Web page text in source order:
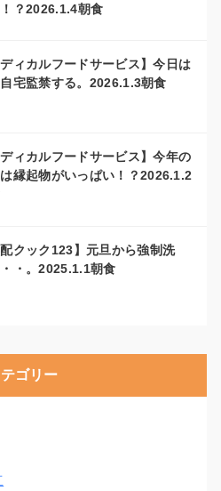
？2026.1.4朝食
ディカルフードサービス】今日は
宅監禁する。2026.1.3朝食
ディカルフードサービス】今年の
縁起物がいっぱい！？2026.1.2
配クック123】元旦から強制洗
・。2025.1.1朝食
ゴリー